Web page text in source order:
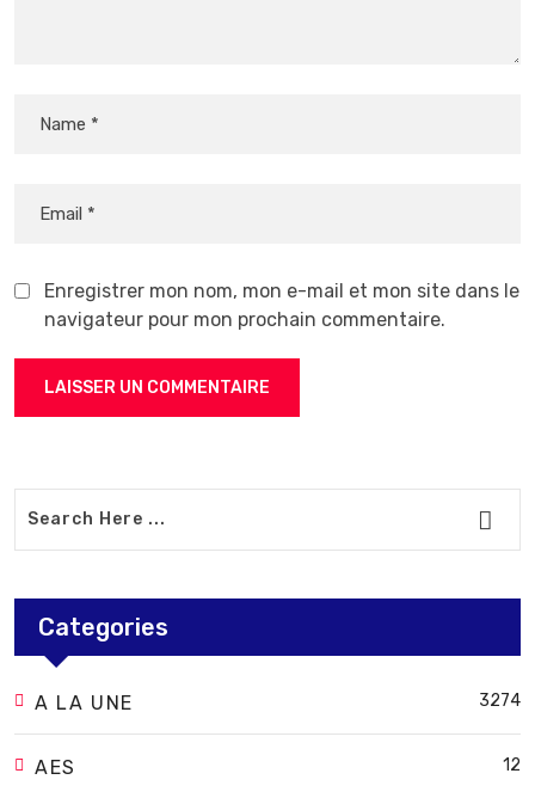
Enregistrer mon nom, mon e-mail et mon site dans le
navigateur pour mon prochain commentaire.
Categories
A LA UNE 3274
AES 12